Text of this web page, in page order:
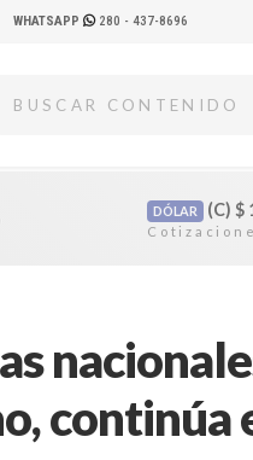
WHATSAPP 280 - 437-8696
DÓLAR (C) $
continúa